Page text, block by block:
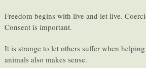
Freedom begins with live and let live.
Consent is important.
It is strange to let others suffer when
animals also makes sense.